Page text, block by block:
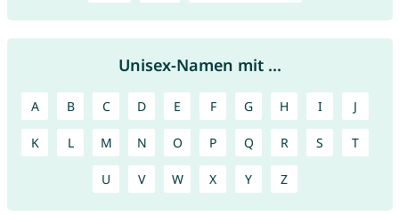
Unisex-Namen mit ...
A B C D E F G H I J
K L M N O P Q R S T
U V W X Y Z